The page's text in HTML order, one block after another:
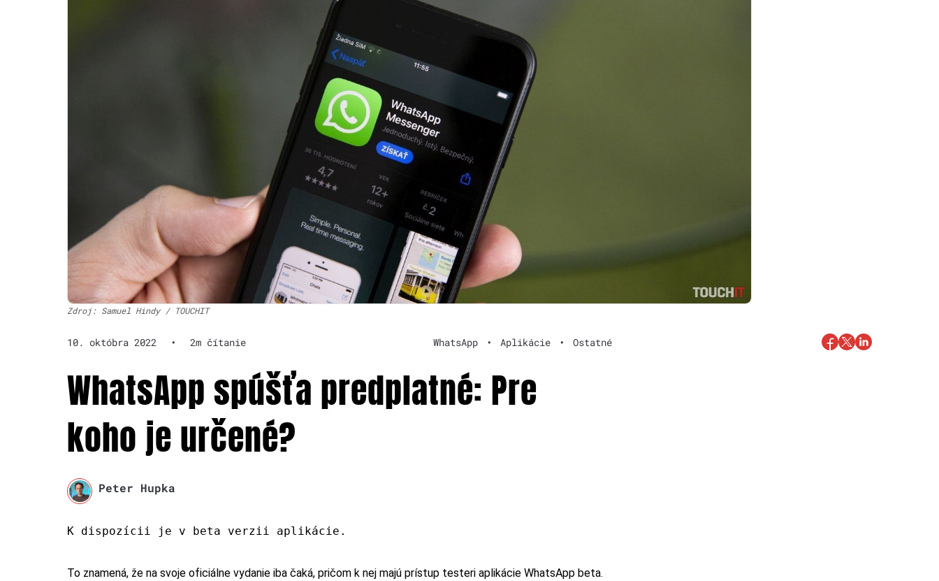
Zdroj: Samuel Hindy / TOUCHIT
10. októbra 2022 • 2m čítanie WhatsApp • Aplikácie • Ostatné
WhatsApp spúšťa predplatné: Pre
koho je určené?
Peter Hupka
K dispozícii je v beta verzii aplikácie.
To znamená, že na svoje oficiálne vydanie iba čaká, pričom k nej majú prístup testeri aplikácie WhatsApp beta.